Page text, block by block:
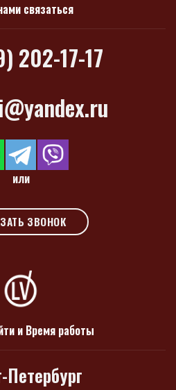
связаться
202-17-17
или
ЗВОНОК
и Время работы
Петербург